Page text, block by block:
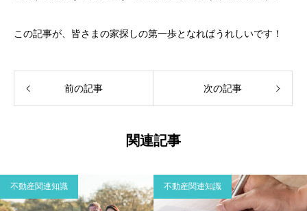
この記事が、皆さまの家探しの第一歩となればうれしいです！
前の記事 次の記事
関連記事
不動産関連知識 不動産関連知識